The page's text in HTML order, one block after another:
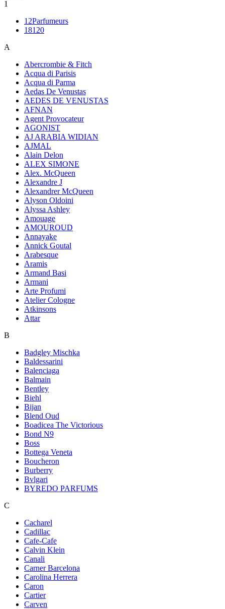
1
12Parfumeurs
18120
A
Abercrombie & Fitch
Acqua di Parisis
Acqua di Parma
Aedas De Venustas
AEDES DE VENUSTAS
AFNAN
Agent Provocateur
AGONIST
AJ ARABIA WIDIAN
AJMAL
Alain Delon
ALEX SIMONE
Alex. McQueen
Alexandre J
Alexandrer McQueen
Alyson Oldoini
Alyssa Ashley
Amouage
AMOUROUD
Annayake
Annick Goutal
Arabesque
Aramis
Armand Basi
Armani
Arte Profumi
Atelier Cologne
Atkinsons
Attar
B
Badgley Mischka
Baldessarini
Balenciaga
Balmain
Bentley
Biehl
Bijan
Blend Oud
Boadicea The Victorious
Bond N9
Boss
Bottega Veneta
Boucheron
Burberry
Bvlgari
BYREDO PARFUMS
C
Cacharel
Cadillac
Cafe-Cafe
Calvin Klein
Canali
Carner Barcelona
Carolina Herrera
Caron
Cartier
Carven